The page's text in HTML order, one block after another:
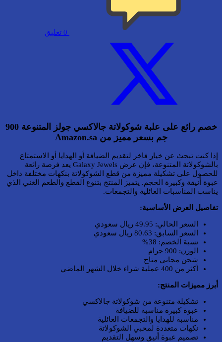
0 تعليق
خصم رائع على علبة شوكولاتة جالاكسي جولز المتنوعة 900
جم بسعر مميز من Amazon.sa
إذا كنت تبحث عن خيار فاخر لتقديم الضيافة أو الهدايا أو الاستمتاع
بالشوكولاتة المتنوعة، فإن عرض Galaxy Jewels يعد فرصة رائعة
للحصول على تشكيلة مميزة من قطع الشوكولاتة بنكهات مختلفة داخل
عبوة أنيقة وكبيرة الحجم. يتميز المنتج بتنوع القطع والطعم الغني الذي
يناسب المناسبات العائلية والتجمعات.
تفاصيل العرض الأساسية:
السعر الحالي: 49.95 ريال سعودي
السعر السابق: 80.63 ريال سعودي
نسبة الخصم: 38%
الوزن: 900 جرام
شحن مجاني متاح
أكثر من 400 عملية شراء خلال الشهر الماضي
أبرز مميزات المنتج:
تشكيلة متنوعة من شوكولاتة جالاكسي
عبوة كبيرة مناسبة للضيافة
مناسبة للهدايا والتجمعات العائلية
نكهات متعددة لمحبي الشوكولاتة
تصميم عبوة أنيق وسهل التقديم